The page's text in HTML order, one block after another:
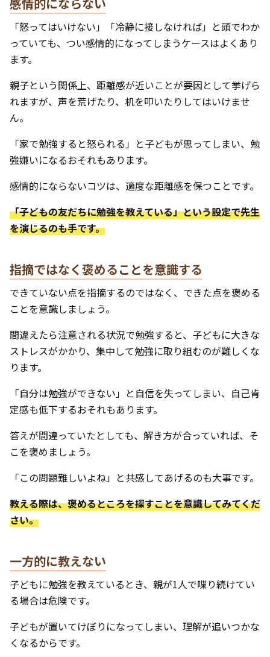
感情的にならない
「怒ってはいけない」「冷静に接しなければ」と頭でわか
っていても、つい感情的になってしまうケースはよくあり
ます。
親子という関係上、距離感が近いことが要因として挙げら
れますが、声を荒げたり、机を叩いたりしてはいけませ
ん。
「家で勉強すると怒られる」と子どもが思ってしまい、勉
強嫌いになるおそれもあります。
感情的にならないコツは、適度な距離感を保つことです。
「子どもの友だちに勉強を教えている」という設定で先生
を演じるのも手です。
指摘ではなく褒めることを意識する
できていない点を指摘するのではなく、できた点を褒める
ことを意識しましょう。
間違えたら注意される状況で勉強すると、子どもに大きな
ストレスがかかり、集中して勉強に取り組むのが難しくな
ります。
「自分は勉強ができない」と自信を失ってしまい、自己肯
定感も低下するおそれもあります。
答えが間違っていたとしても、解き方が合っていれば、そ
こを褒めましょう。
「この問題難しいよね」と共感してあげるのも大事です。
教える際は、褒めるところを探すことを意識してみてくだ
さい。
一方的に教えない
子どもに勉強を教えているとき、親が1人で喋り続けてい
る場合は危険です。
子どもが置いてけぼりになってしまい、理解が追いつかな
くなるからです。